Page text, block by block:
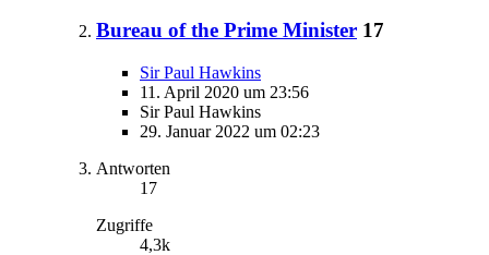
Bureau of the Prime Minister 17
Sir Paul Hawkins
11. April 2020 um 23:56
Sir Paul Hawkins
29. Januar 2022 um 02:23
Antworten
17
Zugriffe
4,3k